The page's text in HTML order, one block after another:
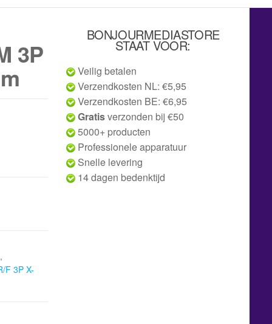
3P
,
F 3P X-
BONJOURMEDIASTORE
STAAT VOOR:
Veilig betalen
Verzendkosten NL: €5,95
Verzendkosten BE: €6,95
Gratisverzonden bij €50
5000+ producten
Professionele apparatuur
Snelle levering
14 dagen bedenktijd